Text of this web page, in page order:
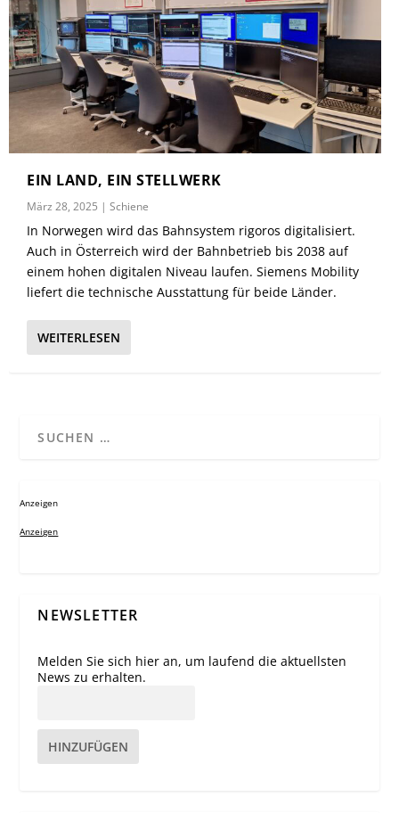
EIN LAND, EIN STELLWERK
März 28, 2025 |Schiene
In Norwegen wird das Bahnsystem rigoros digitalisiert.
Auch in Österreich wird der Bahnbetrieb bis 2038 auf
einem hohen digitalen Niveau laufen. Siemens Mobility
liefert die technische Ausstattung für beide Länder.
WEITERLESEN
Anzeigen
Anzeigen
NEWSLETTER
Melden Sie sich hier an, um laufend die aktuellsten
News zu erhalten.
HINZUFÜGEN